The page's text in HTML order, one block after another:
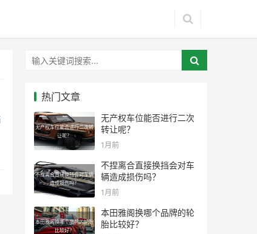
热门文章
无产权车位能否进行二次转
让呢？
无产权车位能否进行二次
转让呢？
1月前
不捏离合直接换挡会对车辆
造成损伤吗？
不捏离合直接换挡会对车
辆造成损伤吗？
1月前
本田雅阁换哪个品牌的轮胎
比较好？
本田雅阁换哪个品牌的轮
胎比较好？